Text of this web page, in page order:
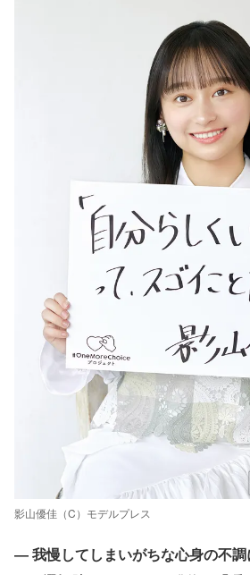
影山優佳（C）モデルプレス
― 我慢してしまいがちな心身の不